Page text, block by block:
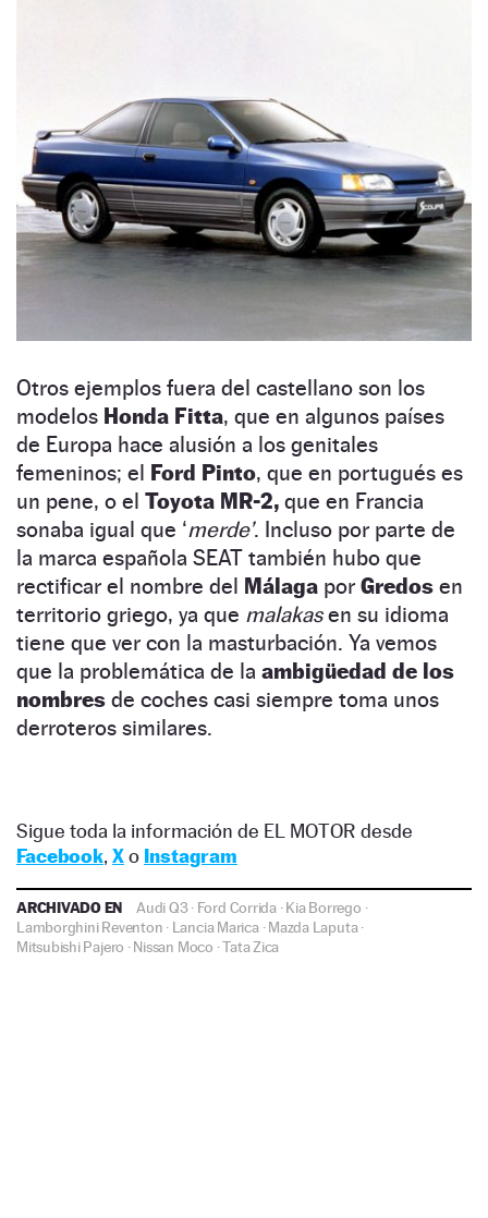
Otros ejemplos fuera del castellano son los
modelos Honda Fitta, que en algunos países
de Europa hace alusión a los genitales
femeninos; el Ford Pinto, que en portugués es
un pene, o el Toyota MR-2, que en Francia
sonaba igual que ‘merde’. Incluso por parte de
la marca española SEAT también hubo que
rectificar el nombre del Málaga por Gredos en
territorio griego, ya que malakasen su idioma
tiene que ver con la masturbación. Ya vemos
que la problemática de la ambigüedad de los
nombres de coches casi siempre toma unos
derroteros similares.
Sigue toda la información de EL MOTOR desde
Facebook, Xo Instagram
ARCHIVADO EN Audi Q3· Ford Corrida·Kia Borrego ·
Lamborghini Reventon · Lancia Marica·Mazda Laputa·
Mitsubishi Pajero ·Nissan Moco ·Tata Zica